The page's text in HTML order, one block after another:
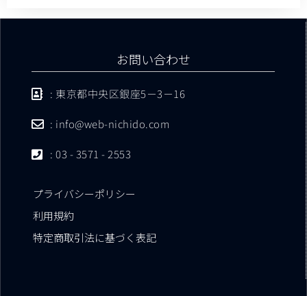
お問い合わせ
: 東京都中央区銀座5－3－16
: info@web-nichido.com
: 03 - 3571 - 2553
プライバシーポリシー
利用規約
特定商取引法に基づく表記